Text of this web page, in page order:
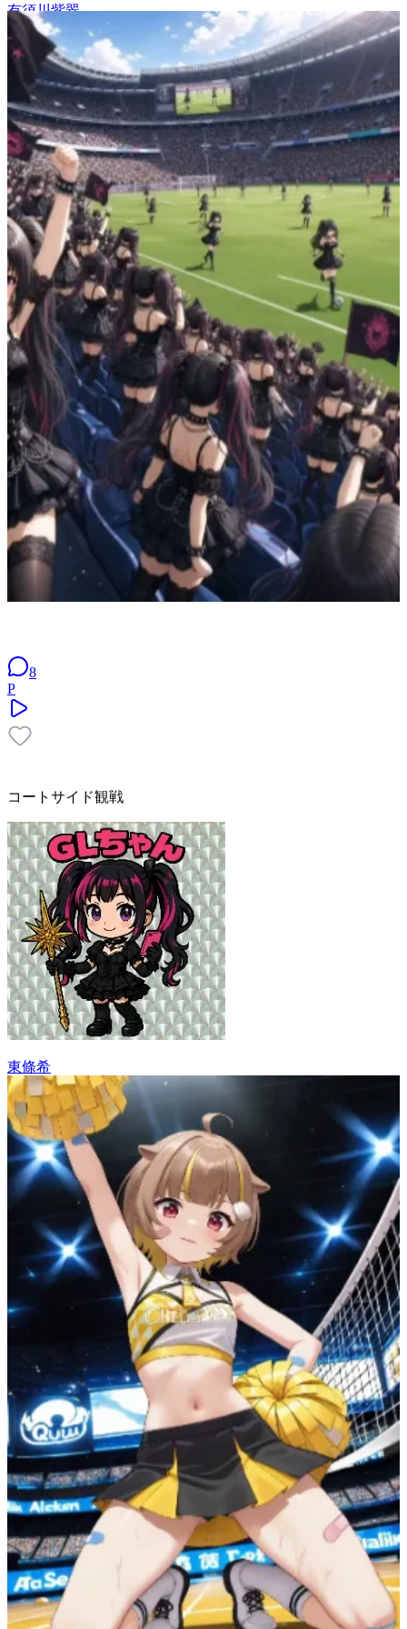
有須川紫翠
8
P
コートサイド観戦
東條希
27